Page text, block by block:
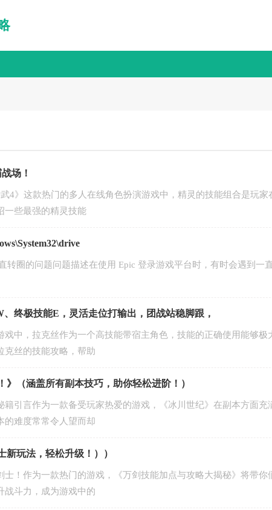
场！
4》这款热门的多人在线角色扮演游戏中，精灵的技能组合是玩家
一些最强的精灵技能
转圈的问题问题描述在使用 Epic 登录游戏平台时，有时会遇到一直
终极技能E，灵活走位打输出，团战站稳脚跟，
中，拉克丝作为一个高技能带宿主角色，技能的正确使用能够极
克丝的技能攻略，帮助
》（涵盖所有副本技巧，助你轻松进阶！）
籍引言作为一款备受玩家热爱的游戏，《冰川世纪》在副本方面充
的难度常常令人望而却
新玩法，轻松升级！））
士！作为一款热门的游戏，《万剑技能加点与攻略大揭秘》将带你
战斗力，成为游戏中的